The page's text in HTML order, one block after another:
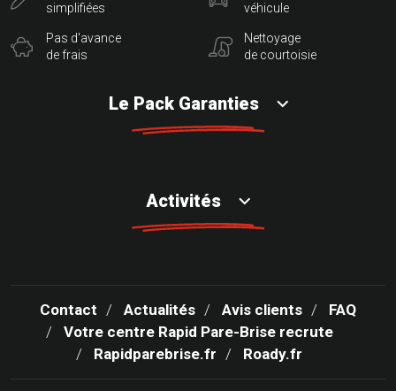
simplifiées
Pas d'avance
de frais
véhicule
Nettoyage
de courtoisie
Le Pack Garanties
Activités
Contact Actualités Avis clients
FAQ
Votre centre Rapid Pare-Brise recrute
Rapidparebrise.fr
Roady.fr